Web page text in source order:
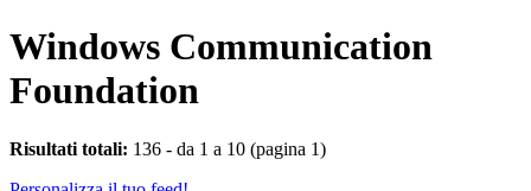
Windows Communication
Foundation
Risultati totali: 136 - da 1 a 10 (pagina 1)